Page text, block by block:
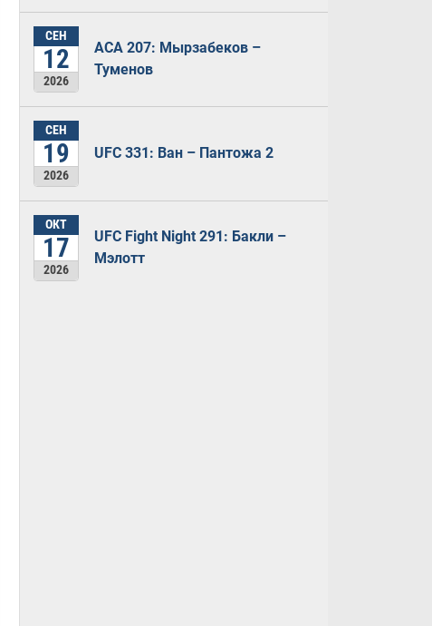
СЕН
12
2026
ACA 207: Мырзабеков –
Туменов
СЕН
19
2026
UFC 331: Ван – Пантожа 2
ОКТ
17
2026
UFC Fight Night 291: Бакли –
Мэлотт